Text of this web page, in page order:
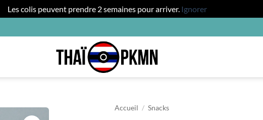
Les colis peuvent prendre 2 semaines pour arriver. Ignorer
Accueil / Snacks